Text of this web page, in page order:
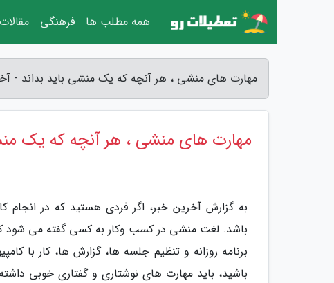
مهارت های منشی ، هر آنچه که یک منشی باید بداند -
مهارت های منشی ، هر آنچه که یک
به گزارش آخرین خبر، اگر فردی هستید که در انجام
باشد. لغت منشی در کسب وکار به کسی گفته می شود که
برنامه روزانه و تنظیم جلسه ها، گزارش ها، کار با
باشید، باید مهارت های نوشتاری و گفتاری خوبی
همه مطلب ها فرهنگی